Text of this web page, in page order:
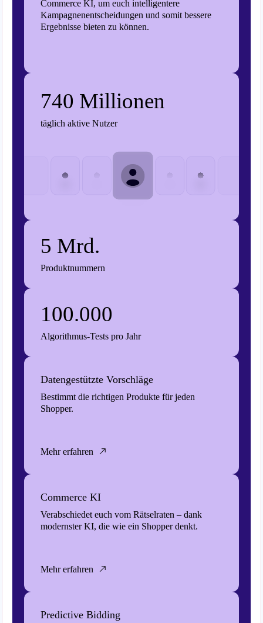
Commerce KI, um euch intelligentere
Kampagnenentscheidungen und somit bessere
Ergebnisse bieten zu können.
740 Millionen
täglich aktive Nutzer
5 Mrd.
Produktnummern
100.000
Algorithmus-Tests pro Jahr
Datengestützte Vorschläge
Bestimmt die richtigen Produkte für jeden
Shopper.
Mehr erfahren
Commerce KI
Verabschiedet euch vom Rätselraten – dank
modernster KI, die wie ein Shopper denkt.
Mehr erfahren
Predictive Bidding